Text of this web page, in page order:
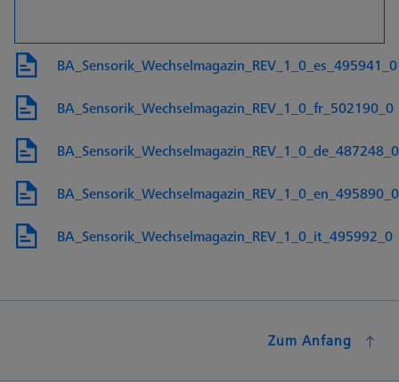
BA_Sensorik_Wechselmagazin_REV_1_0_es_495941_0
BA_Sensorik_Wechselmagazin_REV_1_0_fr_502190_0
BA_Sensorik_Wechselmagazin_REV_1_0_de_487248_0
BA_Sensorik_Wechselmagazin_REV_1_0_en_495890_0
BA_Sensorik_Wechselmagazin_REV_1_0_it_495992_0
Zum Anfang